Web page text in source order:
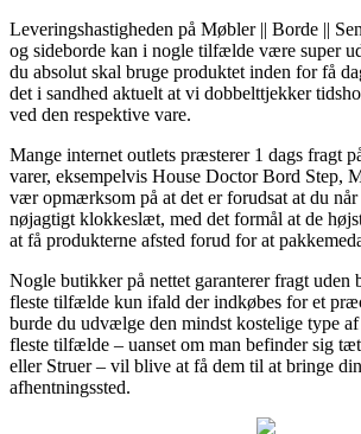
Leveringshastigheden på Møbler || Borde ||
og sideborde kan i nogle tilfælde være super
du absolut skal bruge produktet inden for få
det i sandhed aktuelt at vi dobbelttjekker
ved den respektive vare.
Mange internet outlets præsterer 1 dags fragt
varer, eksempelvis House Doctor Bord Step,
vær opmærksom på at det er forudsat at du
nøjagtigt klokkeslæt, med det formål at de
at få produkterne afsted forud for at
Nogle butikker på nettet garanterer fragt uden
fleste tilfælde kun ifald der indkøbes for et
burde du udvælge den mindst kostelige type
fleste tilfælde – uanset om man befinder sig
eller Struer – vil blive at få dem til at bringe
afhentningssted.